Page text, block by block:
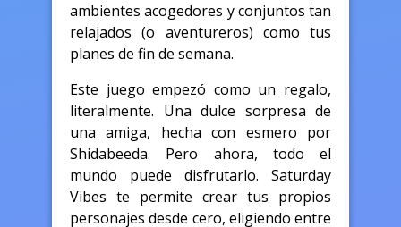
ambientes acogedores y conjuntos tan
relajados (o aventureros) como tus
planes de fin de semana.
Este juego empezó como un regalo,
literalmente. Una dulce sorpresa de
una amiga, hecha con esmero por
Shidabeeda. Pero ahora, todo el
mundo puede disfrutarlo. Saturday
Vibes te permite crear tus propios
personajes desde cero, eligiendo entre